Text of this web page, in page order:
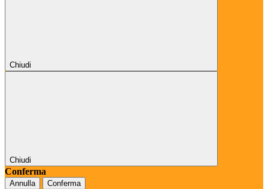
Chiudi
Chiudi
Conferma
Annulla Conferma